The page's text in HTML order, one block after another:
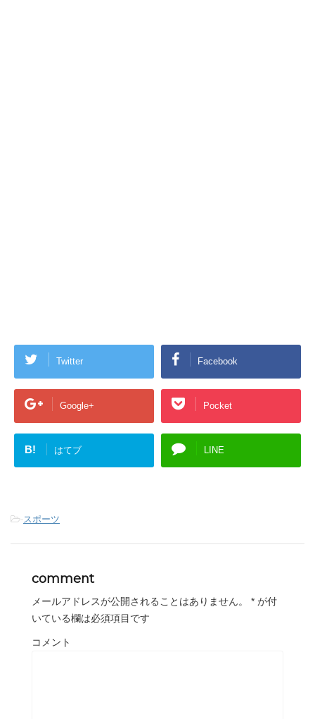
Twitter Facebook
Google+ Pocket
B! はてブ LINE
-スポーツ
comment
メールアドレスが公開されることはありません。 * が付
いている欄は必須項目です
コメント